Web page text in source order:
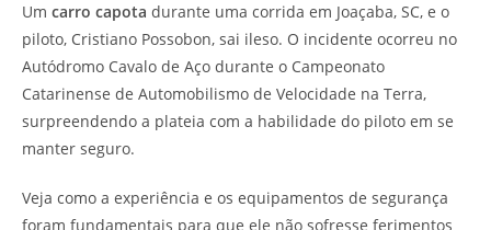
post:
Um carro capota durante uma corrida em Joaçaba, SC, e o
piloto, Cristiano Possobon, sai ileso. O incidente ocorreu no
Autódromo Cavalo de Aço durante o Campeonato
Catarinense de Automobilismo de Velocidade na Terra,
surpreendendo a plateia com a habilidade do piloto em se
manter seguro.
Veja como a experiência e os equipamentos de segurança
foram fundamentais para que ele não sofresse ferimentos